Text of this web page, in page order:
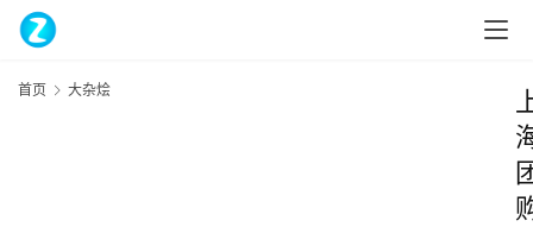
首页 大杂烩